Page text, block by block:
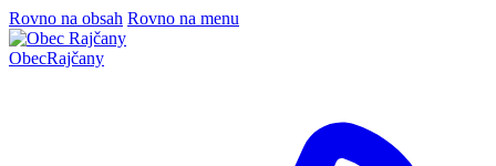
Rovno na obsah Rovno na menu
ObecRajčany